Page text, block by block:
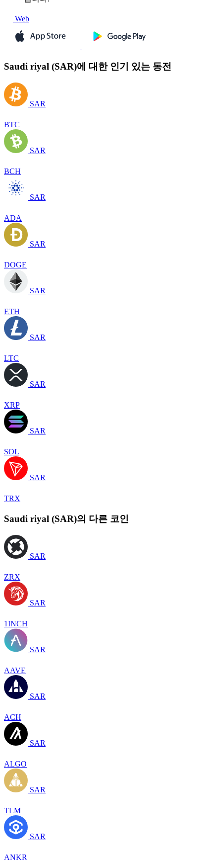
Web
Saudi riyal (SAR)에 대한 인기 있는 동전
SAR
BTC
SAR
BCH
SAR
ADA
SAR
DOGE
SAR
ETH
SAR
LTC
SAR
XRP
SAR
SOL
SAR
TRX
Saudi riyal (SAR)의 다른 코인
SAR
ZRX
SAR
1INCH
SAR
AAVE
SAR
ACH
SAR
ALGO
SAR
TLM
SAR
ANKR